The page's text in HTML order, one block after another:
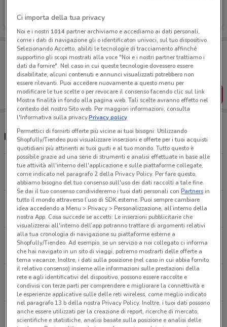
Scade il 16/08
Porta DoveConviene sempre con te!
Puoi trovare le migliori offerte dei negozi vicino a te,
salvarle e creare la tua lista del risparmio, comodamente
dal tuo cellulare.
SCARICA L’APP
Negozi Casalandia nelle vicinanze
Via Vincenzo Morello Roma
7.5 km
CHIUSO
Piazza Balsamo Crivelli Roma
8.5 km
CHIUSO
Piazza Balsamo Crivelli Roma
8.6 km
CHIUSO
Via Appia km 19,400 Marino
17.5 km
Via Appia KM 19,400 Roma
Ci importa della tua privacy
Noi e i nostri 1014partner archiviamo e accediamo ai dati personali,
come i dati di navigazione gli o identificatori univoci, sul tuo dispositivo.
Selezionando Accetto, abiliti le tecnologie di tracciamento affinché
supportino gli scopi mostrati alla voce "Noi e i nostri partner trattiamo i
dati da fornire". Nel caso in cui queste tecnologie dovessero essere
disabilitate, alcuni contenuti e annunci visualizzati potrebbero non
essere rilevanti. Puoi accedere nuovamente a questo menu per
modificare le tue scelte o per revocare il consenso facendo clic sul link
Mostra finalità in fondo alla pagina web. Tali scelte avranno effetto nel
contesto del nostro Sito web. Per maggiori informazioni, consulta
l'Informativa sulla privacy.Privacy policy
Permettici di fornirti offerte più vicine ai tuoi bisogni: Utilizzando
Shopfully/Tiendeo puoi visualizzare inserzioni e offerte per i tuoi acquisti
quotidiani più attinenti ai tuoi gusti e al tuo mondo. Tutto questo è
possibile grazie ad una serie di strumenti e analisi effettuate in base alle
tue attività all'interno dell'applicazione e sulle piattaforme collegate,
come indicato nel paragrafo 2 della Privacy Policy. Per fare questo,
abbiamo bisogno del tuo consenso sull'uso dei dati raccolti a tale fine.
Se dai il tuo consenso condivideremo i tuoi dati personali conPartnersin
tutto il mondo attraverso l’uso di SDK esterne. Puoi sempre cambiare
idea accedendo a Menu > Privacy > Personalizzazione, all’interno della
nostra App. Cosa succede se accetti: Le inserzioni pubblicitarie che
visualizzerai all'interno dell’app potranno trattare di argomenti relativi
alla tua cronologia di navigazione su piattaforme esterne a
Shopfully/Tiendeo. Ad esempio, se un servizio a noi collegato ci informa
che hai navigato in un sito di viaggi, potremo mostrarti delle offerte a
tema vacanze. Inoltre, i dati sulla posizione (nel caso in cui abbia fornito
il relativo consenso) insieme alle informazioni sulle prestazioni della
rete e agli identificativi del dispositivo, possono essere raccolte e
condivisi con terze parti per comprendere e migliorare la connettività e
le esperienze applicative sulle delle reti wireless, come meglio indicato
nel paragrafo 13.b della nostra Privacy Policy. Inoltre, i tuoi dati possono
anche essere utilizzati per la creazione di report, ricerche di mercato,
scientifiche e statistiche, analisi basate sulla posizione e analisi delle